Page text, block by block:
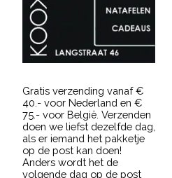
Gratis verzending vanaf €
40.- voor Nederland en €
75.- voor België. Verzenden
doen we liefst dezelfde dag,
als er iemand het pakketje
op de post kan doen!
Anders wordt het de
volgende dag op de post